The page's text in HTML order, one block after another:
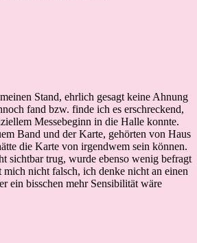
Stand, ehrlich gesagt keine Ahnung
fand bzw. finde ich es erschreckend,
Messebeginn in die Halle konnte.
Band und der Karte, gehörten von Haus
die Karte von irgendwem sein können.
sichtbar trug, wurde ebenso wenig befragt
mich nicht falsch, ich denke nicht an einen
ein bisschen mehr Sensibilität wäre